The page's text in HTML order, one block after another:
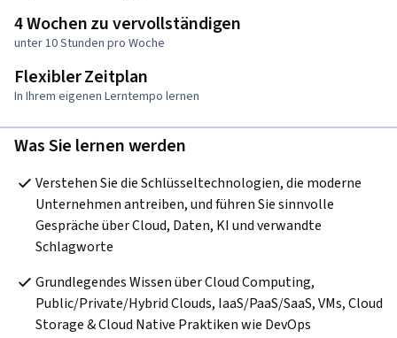
4 Wochen zu vervollständigen
unter 10 Stunden pro Woche
Flexibler Zeitplan
In Ihrem eigenen Lerntempo lernen
Was Sie lernen werden
Verstehen Sie die Schlüsseltechnologien, die moderne
Unternehmen antreiben, und führen Sie sinnvolle
Gespräche über Cloud, Daten, KI und verwandte
Schlagworte
Grundlegendes Wissen über Cloud Computing,
Public/Private/Hybrid Clouds, IaaS/PaaS/SaaS, VMs, Cloud
Storage & Cloud Native Praktiken wie DevOps